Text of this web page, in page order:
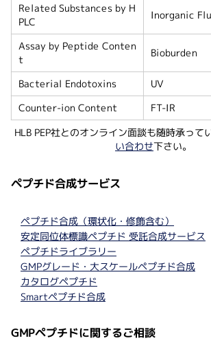
Related Substances by H
PLC
Inorganic
Assay by Peptide Conten
t
Bioburden
Bacterial Endotoxins UV
Counter-ion Content FT-IR
HLB PEP社とのオンライン面談も随時承って
い合わせ下さい。
ペプチド合成サービス
ペプチド合成（環状化・修飾含む）
安定同位体標識ペプチド 受託合成サービス
ペプチドライブラリー
GMPグレード・大スケールペプチド合成
カタログペプチド
Smartペプチド合成
GMPペプチドに関するご相談